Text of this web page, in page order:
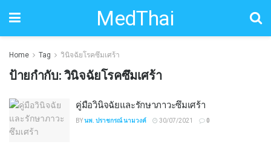
MedThai
Home Tag วินิจฉัยโรคซึมเศร้า
ป้ายกำกับ: วินิจฉัยโรคซึมเศร้า
คู่มือวินิจฉัยและรักษาภาวะซึมเศร้า
BYนพ. ปราชกรณ์ นามวงค์ 30/07/2021 0